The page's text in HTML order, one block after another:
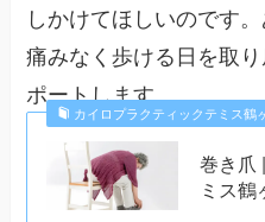
しかけてほしいのです
痛みなく歩ける日を取
ポートします。
カイロプラクティックテミス鶴
巻き爪
ミス